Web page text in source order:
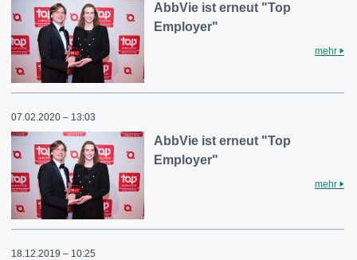
AbbVie ist erneut "Top
Employer"
mehr
07.02.2020 – 13:03
AbbVie ist erneut "Top
Employer"
mehr
18.12.2019 – 10:25